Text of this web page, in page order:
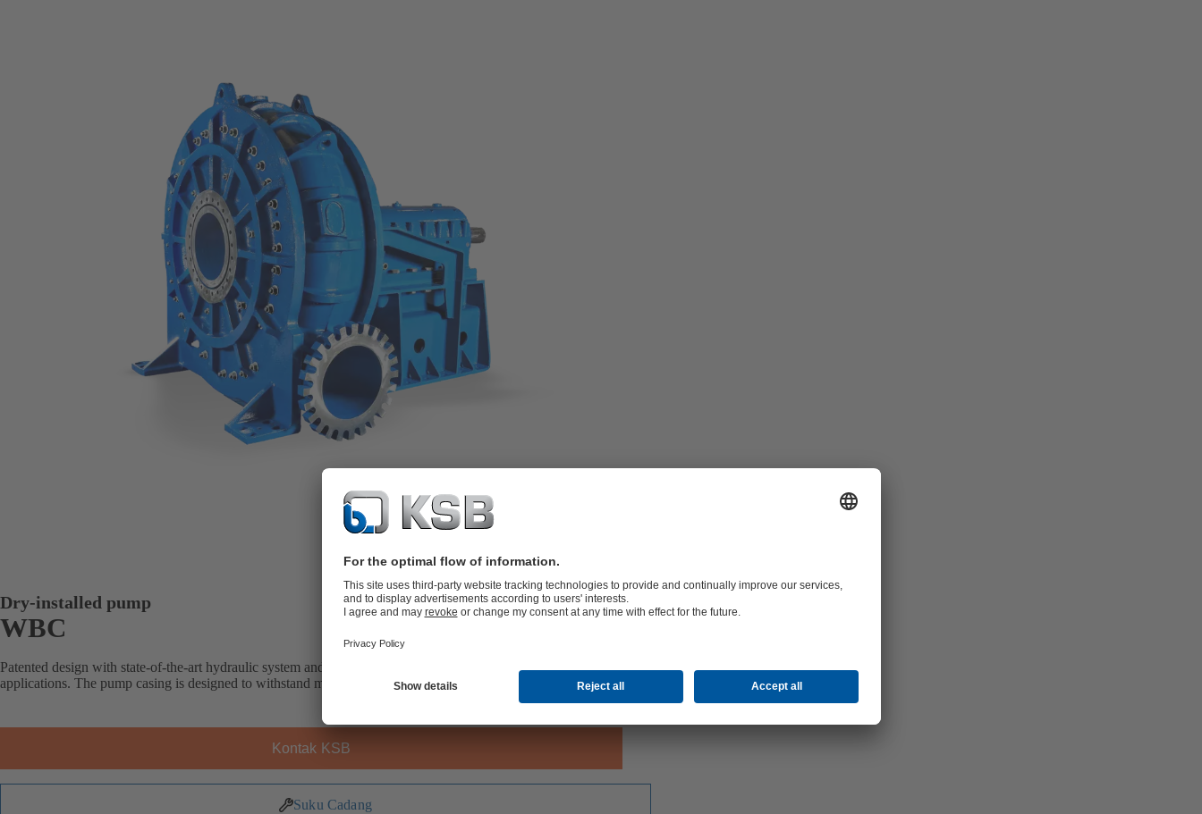
Dry-installed pump
WBC
Patented design with state-of-the-art hydraulic system and highly wear-resistant materials for high-pressure
applications. The pump casing is designed to withstand maximum stresses, e.g. during pressure surges.
Kontak KSB
Suku Cadang